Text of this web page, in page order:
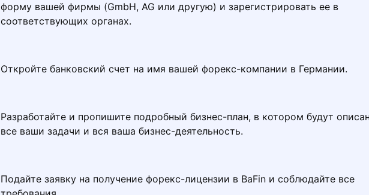
форму вашей фирмы (GmbH, AG или другую) и зарегистрировать ее в
соответствующих органах.
Откройте банковский счет на имя вашей форекс-компании в Германии.
Разработайте и пропишите подробный бизнес-план, в котором будут
все ваши задачи и вся ваша бизнес-деятельность.
Подайте заявку на получение форекс-лицензии в BaFin и соблюдайте все